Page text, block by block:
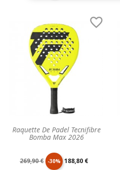
base
Raquette De Padel Tecnifibre
Bomba Max 2026

Prix
269,90 € -30% Prix
188,80 €